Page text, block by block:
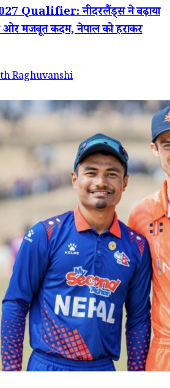
Qualifier: नीदरलैंड्स ने बढ़ाया
ओर मजबूत कदम, नेपाल को हराकर
Raghuvanshi